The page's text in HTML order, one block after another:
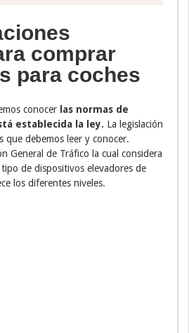
comprar
para coches
conocer las normas de
establecida la ley. La legislación
que debemos leer y conocer.
General de Tráfico la cual considera
de dispositivos elevadores de
los diferentes niveles.